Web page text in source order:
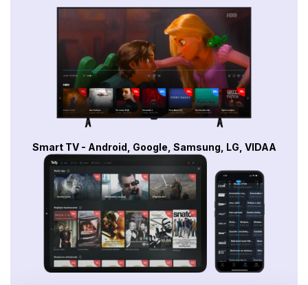
Smart TV - Android, Google, Samsung, LG, VIDAA